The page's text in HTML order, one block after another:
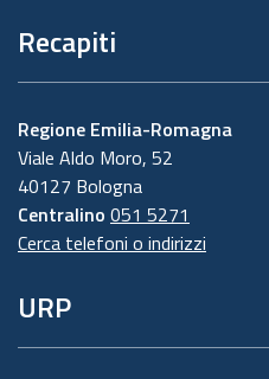
Recapiti
Regione Emilia-Romagna
Viale Aldo Moro, 52
40127 Bologna
Centralino 051 5271
Cerca telefoni o indirizzi
URP